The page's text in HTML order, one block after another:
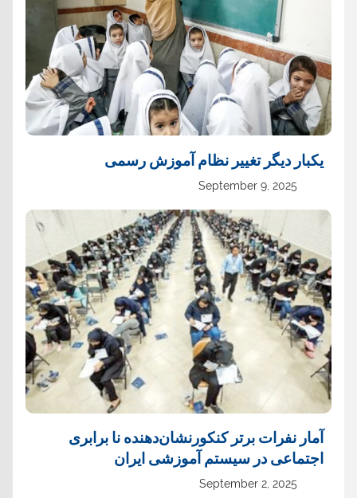
یک‏بار دیگر تغییر نظام آموزش رسمی
September 9, 2025
آمار نفرات برتر کنکورنشان‌دهنده نا برابری
اجتماعی در سیستم آموزشی ایران
September 2, 2025